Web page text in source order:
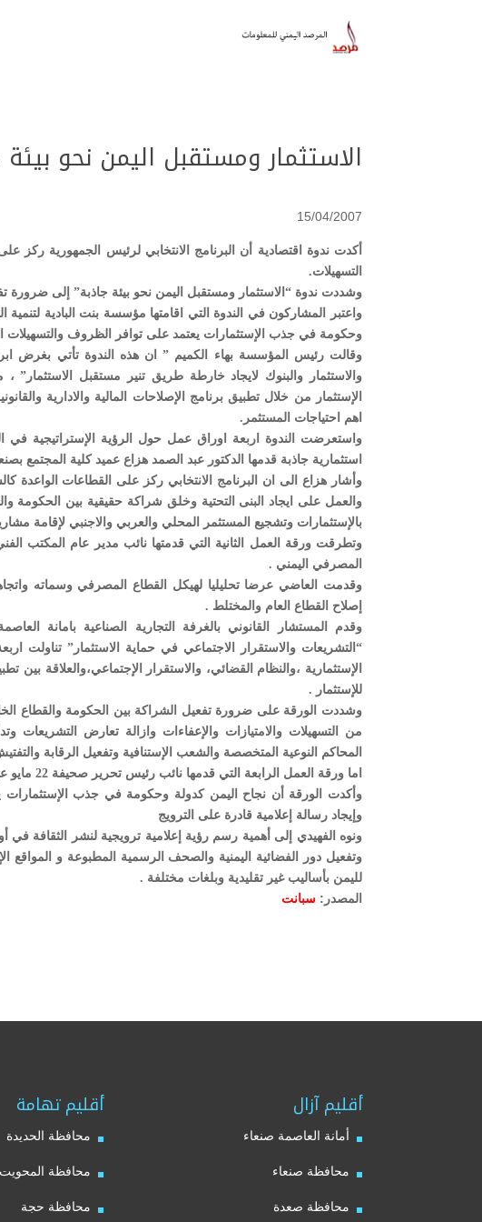
الاستثمار ومستقبل اليمن نحو
15/04/2007
أكدت ندوة اقتصادية أن البرنامج الانتخابي لرئيس الجمهورية ركز
التسهيلات.
وشددت ندوة “الاستثمار ومستقبل اليمن نحو بيئة جاذبة” إلى ضرورة
وحكومة في جذب الإستثمارات يعتمد على توافر الظروف والتسهيلات
وقالت رئيس المؤسسة بهاء الكميم ” ان هذه الندوة تأتي بغرض
والاستثمار والبنوك لايجاد خارطة طريق تنير مستقبل
الإستثمار من خلال تطبيق برنامج الإصلاحات المالية والادارية
اهم احتياجات المستثمر.
واستعرضت الندوة اربعة اوراق عمل حول الرؤية الإستراتيجية في
استثمارية جاذبة قدمها الدكتور عبد الصمد هزاع عميد كلية المجتمع
وأشار هزاع الى ان البرنامج الانتخابي ركز على القطاعات الواعدة
والعمل على ايجاد البنى التحتية وخلق شراكة حقيقية بين الحكومة
بالإستثمارات وتشجيع المستثمر المحلي والعربي والاجنبي لإقامة
وتطرقت ورقة العمل الثانية التي قدمتها نائب مدير عام المكتب
المصرفي اليمني .
وقدمت العاضي عرضا تحليليا لهيكل القطاع المصرفي وسماته
إصلاح القطاع العام والمختلط .
وقدم المستشار القانوني بالغرفة التجارية الصناعية بامانة
“التشريعات والاستقرار الاجتماعي في حماية الاستثمار” تناولت
الإستثمارية ،والنظام القضائي، والاستقرار الإجتماعي،والعلاقة بين
للإستثمار .
وشددت الورقة على ضرورة تفعيل الشراكة بين الحكومة والقطاع
من التسهيلات والامتيازات والإعفاءات وازالة تعارض التشريعات
المحاكم النوعية المتخصصة والشعب الإستنافية وتفعيل الرقابة
اما ورقة العمل الرابعة التي قدمها نائب رئيس تحرير صحيفة 22 مايو عبدالملك الفهيدي فتناولت الإعلام والإستثمار.
وأكدت الورقة أن نجاح اليمن كدولة وحكومة في جذب الإستثمارات
وإيجاد رسالة إعلامية قادرة على الترويج
ونوه الفهيدي إلى أهمية رسم رؤية إعلامية ترويجية لنشر الثقافة
وتفعيل دور الفضائية اليمنية والصحف الرسمية المطبوعة و المواقع
لليمن بأساليب غير تقليدية وبلغات مختلفة .
المصدر: سبانت
أقليم آزال
أمانة العاصمة صنعاء
محافظة صنعاء
محافظة صعدة
أقليم تهامة
محافظة الحديدة
محافظة المحويت
محافظة حجة